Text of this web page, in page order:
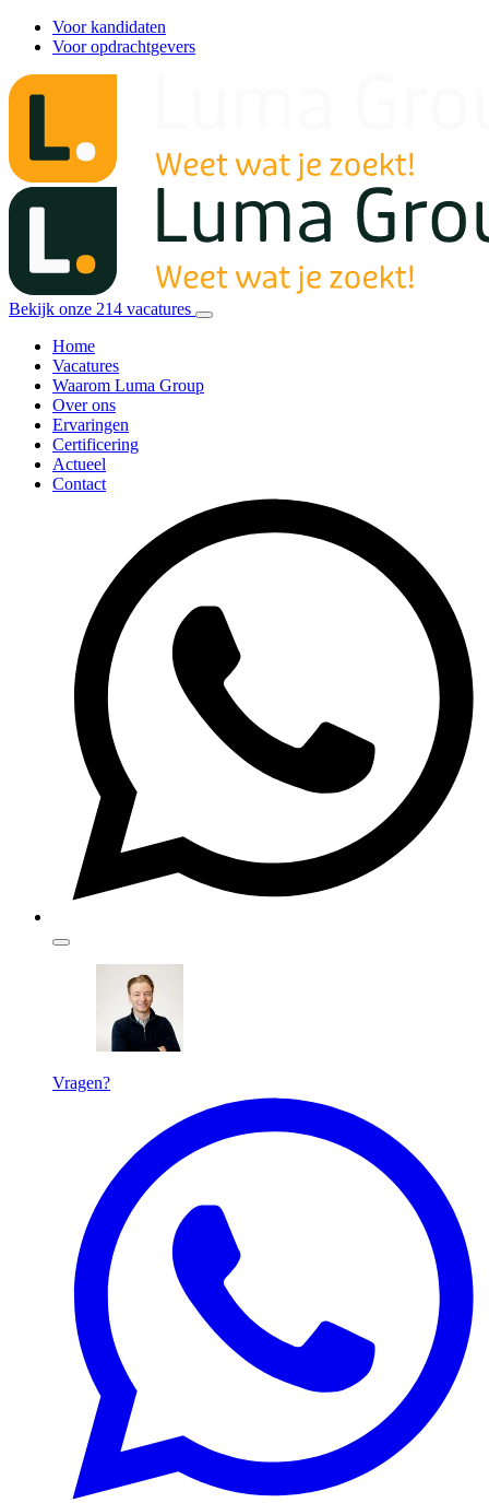
Voor kandidaten
Voor opdrachtgevers
Bekijk onze 214 vacatures
Home
Vacatures
Waarom Luma Group
Over ons
Ervaringen
Certificering
Actueel
Contact
Vragen?